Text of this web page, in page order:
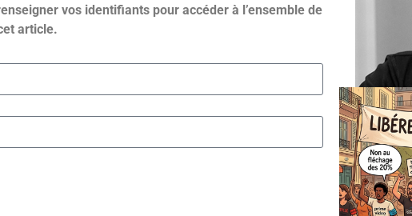
vos identifiants pour accéder à l’ensemble de
article.